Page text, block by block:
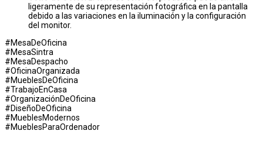
ligeramente de su representación fotográfica en la pantalla
debido a las variaciones en la iluminación y la configuración
del monitor.
#MesaDeOficina
#MesaSintra
#MesaDespacho
#OficinaOrganizada
#MueblesDeOficina
#TrabajoEnCasa
#OrganizaciónDeOficina
#DiseñoDeOficina
#MueblesModernos
#MueblesParaOrdenador